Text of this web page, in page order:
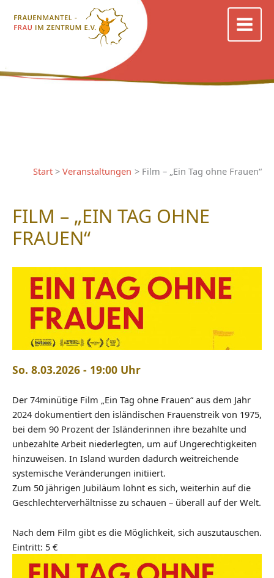
Inhalt
Start Veranstaltungen Film – „Ein Tag ohne Frauen“
FILM – „EIN TAG OHNE
FRAUEN“
So. 8.03.2026 - 19:00 Uhr
Der 74minütige Film „Ein Tag ohne Frauen“ aus dem Jahr
2024 dokumentiert den isländischen Frauenstreik von 1975,
bei dem 90 Prozent der Isländerinnen ihre bezahlte und
unbezahlte Arbeit niederlegten, um auf Ungerechtigkeiten
hinzuweisen. In Island wurden dadurch weitreichende
systemische Veränderungen initiiert.
Zum 50 jährigen Jubiläum lohnt es sich, weiterhin auf die
Geschlechterverhältnisse zu schauen – überall auf der Welt.
Nach dem Film gibt es die Möglichkeit, sich auszutauschen.
Eintritt: 5 €